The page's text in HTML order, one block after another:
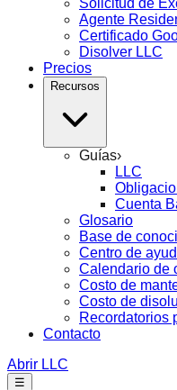
Solicitud de
Agente
Certificado
Disolver LLC
Precios
Recursos
Guías›
LLC
Cuenta
Glosario
Base de
Centro de
Calendario de
Costo de
Costo de
Recordatorios
Contacto
Abrir LLC
☰